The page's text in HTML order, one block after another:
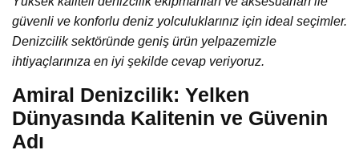
güvenli ve konforlu deniz yolculuklarınız için ideal seçimler.
Denizcilik sektöründe geniş ürün yelpazemizle
ihtiyaçlarınıza en iyi şekilde cevap veriyoruz.
Amiral Denizcilik: Yelken
Dünyasında Kalitenin ve Güvenin
Adı